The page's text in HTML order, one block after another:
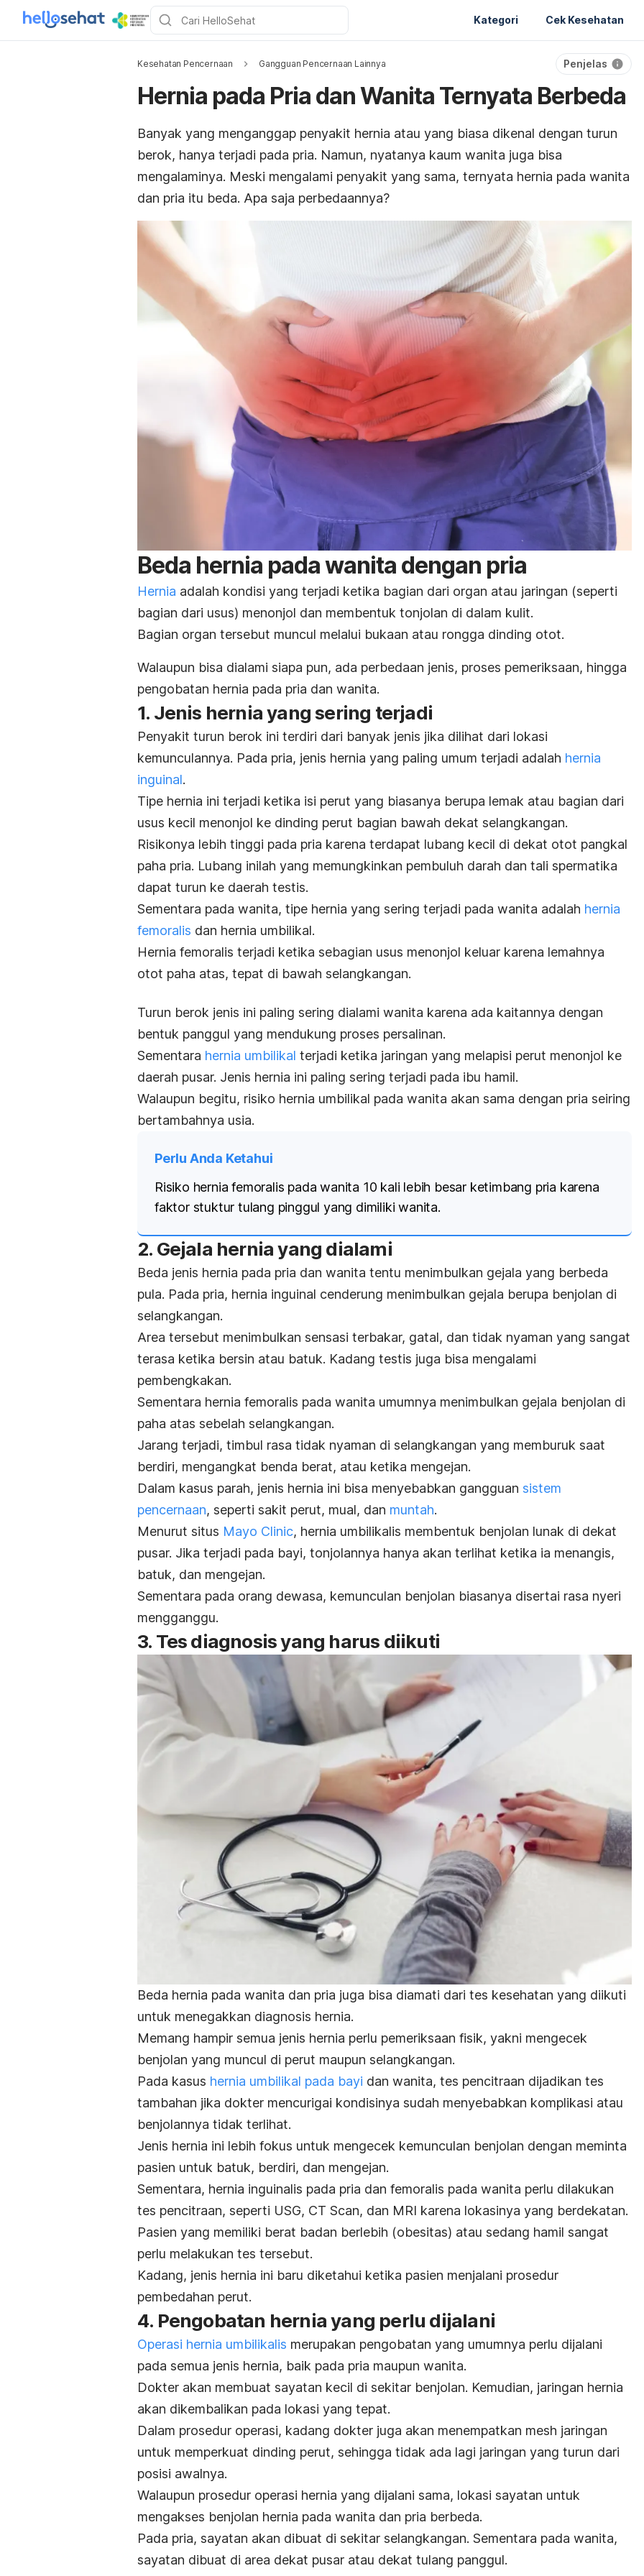
Kategori Cek Kesehatan
Kesehatan Pencernaan Gangguan Pencernaan Lainnya Penjelas
Hernia pada Pria dan Wanita Ternyata Berbeda
Banyak yang menganggap penyakit hernia atau yang biasa dikenal dengan turun
berok, hanya terjadi pada pria. Namun, nyatanya kaum wanita juga bisa
mengalaminya. Meski mengalami penyakit yang sama, ternyata hernia pada wanita
dan pria itu beda. Apa saja perbedaannya?
Beda hernia pada wanita dengan pria
Hernia adalah kondisi yang terjadi ketika bagian dari organ atau jaringan (seperti
bagian dari usus) menonjol dan membentuk tonjolan di dalam kulit.
Bagian organ tersebut muncul melalui bukaan atau rongga dinding otot.
Walaupun bisa dialami siapa pun, ada perbedaan jenis, proses pemeriksaan, hingga
pengobatan hernia pada pria dan wanita.
1. Jenis hernia yang sering terjadi
Penyakit turun berok ini terdiri dari banyak jenis jika dilihat dari lokasi
kemunculannya. Pada pria, jenis hernia yang paling umum terjadi adalah hernia
inguinal.
Tipe hernia ini terjadi ketika isi perut yang biasanya berupa lemak atau bagian dari
usus kecil menonjol ke dinding perut bagian bawah dekat selangkangan.
Risikonya lebih tinggi pada pria karena terdapat lubang kecil di dekat otot pangkal
paha pria. Lubang inilah yang memungkinkan pembuluh darah dan tali spermatika
dapat turun ke daerah testis.
Sementara pada wanita, tipe hernia yang sering terjadi pada wanita adalah hernia
femoralis dan hernia umbilikal.
Hernia femoralis terjadi ketika sebagian usus menonjol keluar karena lemahnya
otot paha atas, tepat di bawah selangkangan.
Turun berok jenis ini paling sering dialami wanita karena ada kaitannya dengan
bentuk panggul yang mendukung proses persalinan.
Sementara hernia umbilikal terjadi ketika jaringan yang melapisi perut menonjol ke
daerah pusar. Jenis hernia ini paling sering terjadi pada ibu hamil.
Walaupun begitu, risiko hernia umbilikal pada wanita akan sama dengan pria seiring
bertambahnya usia.
Perlu Anda Ketahui
Risiko hernia femoralis pada wanita 10 kali lebih besar ketimbang pria karena
faktor stuktur tulang pinggul yang dimiliki wanita.
2. Gejala hernia yang dialami
Beda jenis hernia pada pria dan wanita tentu menimbulkan gejala yang berbeda
pula. Pada pria, hernia inguinal cenderung menimbulkan gejala berupa benjolan di
selangkangan.
Area tersebut menimbulkan sensasi terbakar, gatal, dan tidak nyaman yang sangat
terasa ketika bersin atau batuk. Kadang testis juga bisa mengalami
pembengkakan.
Sementara hernia femoralis pada wanita umumnya menimbulkan gejala benjolan di
paha atas sebelah selangkangan.
Jarang terjadi, timbul rasa tidak nyaman di selangkangan yang memburuk saat
berdiri, mengangkat benda berat, atau ketika mengejan.
Dalam kasus parah, jenis hernia ini bisa menyebabkan gangguan sistem
pencernaan, seperti sakit perut, mual, dan muntah.
Menurut situs Mayo Clinic, hernia umbilikalis membentuk benjolan lunak di dekat
pusar. Jika terjadi pada bayi, tonjolannya hanya akan terlihat ketika ia menangis,
batuk, dan mengejan.
Sementara pada orang dewasa, kemunculan benjolan biasanya disertai rasa nyeri
mengganggu.
3. Tes diagnosis yang harus diikuti
Beda hernia pada wanita dan pria juga bisa diamati dari tes kesehatan yang diikuti
untuk menegakkan diagnosis hernia.
Memang hampir semua jenis hernia perlu pemeriksaan fisik, yakni mengecek
benjolan yang muncul di perut maupun selangkangan.
Pada kasus hernia umbilikal pada bayi dan wanita, tes pencitraan dijadikan tes
tambahan jika dokter mencurigai kondisinya sudah menyebabkan komplikasi atau
benjolannya tidak terlihat.
Jenis hernia ini lebih fokus untuk mengecek kemunculan benjolan dengan meminta
pasien untuk batuk, berdiri, dan mengejan.
Sementara, hernia inguinalis pada pria dan femoralis pada wanita perlu dilakukan
tes pencitraan, seperti USG, CT Scan, dan MRI karena lokasinya yang berdekatan.
Pasien yang memiliki berat badan berlebih (obesitas) atau sedang hamil sangat
perlu melakukan tes tersebut.
Kadang, jenis hernia ini baru diketahui ketika pasien menjalani prosedur
pembedahan perut.
4. Pengobatan hernia yang perlu dijalani
Operasi hernia umbilikalis merupakan pengobatan yang umumnya perlu dijalani
pada semua jenis hernia, baik pada pria maupun wanita.
Dokter akan membuat sayatan kecil di sekitar benjolan. Kemudian, jaringan hernia
akan dikembalikan pada lokasi yang tepat.
Dalam prosedur operasi, kadang dokter juga akan menempatkan mesh jaringan
untuk memperkuat dinding perut, sehingga tidak ada lagi jaringan yang turun dari
posisi awalnya.
Walaupun prosedur operasi hernia yang dijalani sama, lokasi sayatan untuk
mengakses benjolan hernia pada wanita dan pria berbeda.
Pada pria, sayatan akan dibuat di sekitar selangkangan. Sementara pada wanita,
sayatan dibuat di area dekat pusar atau dekat tulang panggul.